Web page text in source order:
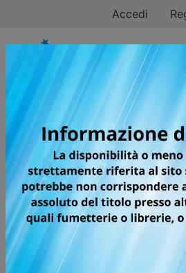
Accedi
UCHU
FRATELLI
SPAZIO
UN'AVVENTURA
REALIZZARE IL
FRATELLI!